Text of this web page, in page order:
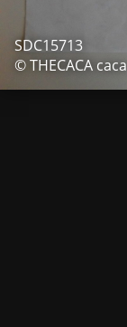
SDC15713
© THECACA caca